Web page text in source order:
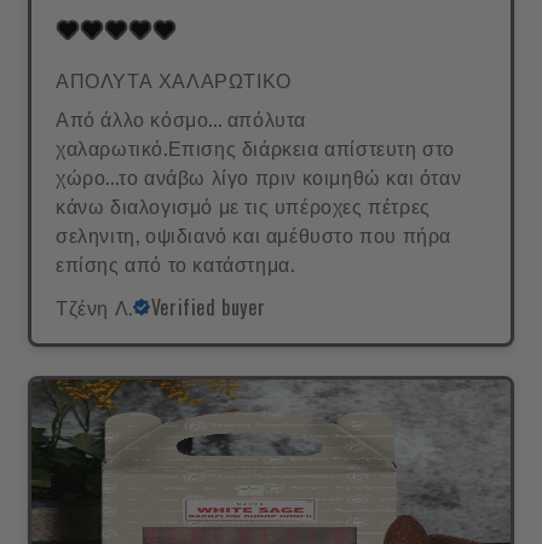
ΑΠΟΛΥΤΑ ΧΑΛΑΡΩΤΙΚΟ
Από άλλο κόσμο... απόλυτα
χαλαρωτικό.Επισης διάρκεια απίστευτη στο
χώρο...το ανάβω λίγο πριν κοιμηθώ και όταν
κάνω διαλογισμό με τις υπέροχες πέτρες
σεληνιτη, οψιδιανό και αμέθυστο που πήρα
επίσης από το κατάστημα.
Τζένη Λ.
Verified buyer